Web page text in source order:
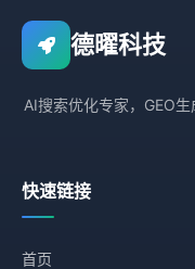
德曜科技
AI搜索优化专家，GEO
快速链接
首页